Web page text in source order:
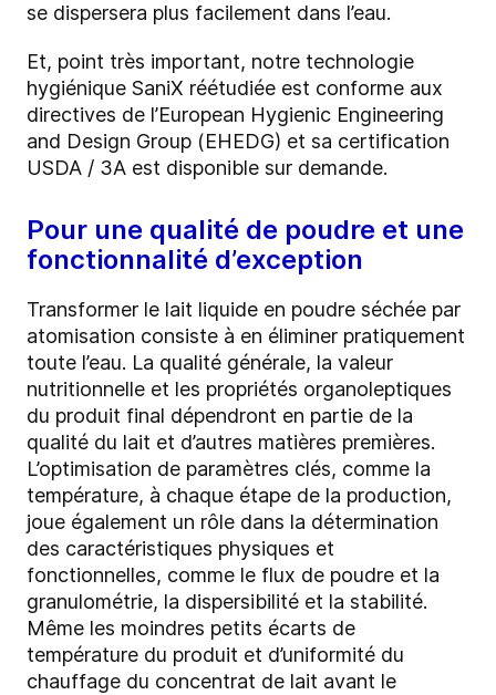
se dispersera plus facilement dans l’eau.
Et, point très important, notre technologie
hygiénique SaniX réétudiée est conforme aux
directives de l’European Hygienic Engineering
and Design Group (EHEDG) et sa certification
USDA / 3A est disponible sur demande.
Pour une qualité de poudre et une
fonctionnalité d’exception
Transformer le lait liquide en poudre séchée par
atomisation consiste à en éliminer pratiquement
toute l’eau. La qualité générale, la valeur
nutritionnelle et les propriétés organoleptiques
du produit final dépendront en partie de la
qualité du lait et d’autres matières premières.
L’optimisation de paramètres clés, comme la
température, à chaque étape de la production,
joue également un rôle dans la détermination
des caractéristiques physiques et
fonctionnelles, comme le flux de poudre et la
granulométrie, la dispersibilité et la stabilité.
Même les moindres petits écarts de
température du produit et d’uniformité du
chauffage du concentrat de lait avant le